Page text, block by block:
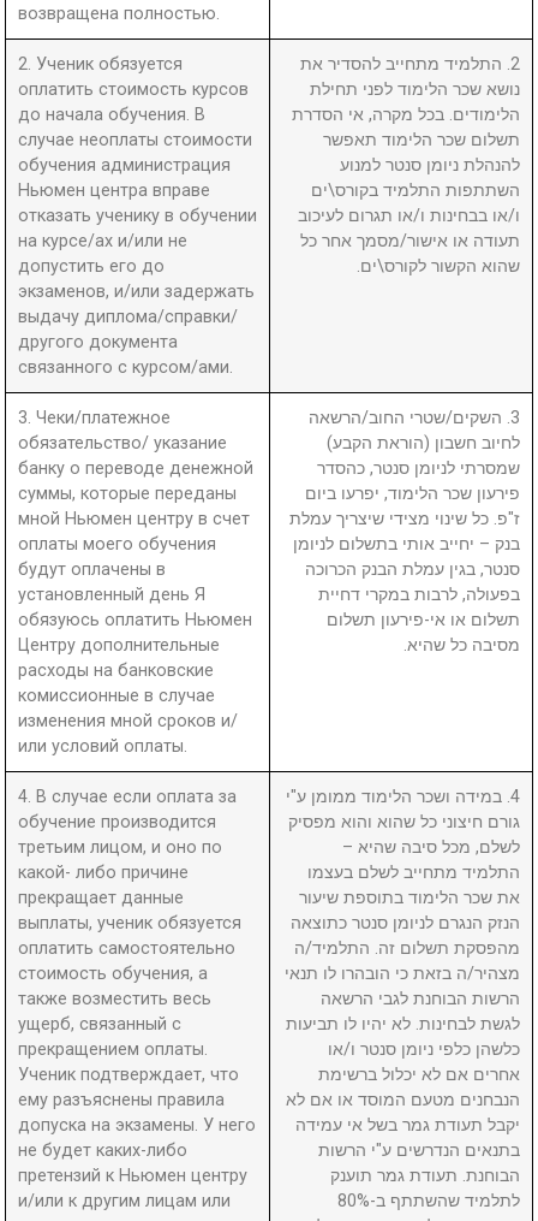
возвращена полностью.
2. Ученик обязуется
оплатить стоимость курсов
до начала обучения. В
случае неоплаты стоимости
обучения администрация
Ньюмен центра вправе
отказать ученику в обучении
на курсе/ах и/или не
допустить его до
экзаменов, и/или задержать
выдачу диплома/справки/
другого документа
связанного с курсом/ами.
2. התלמיד מתחייב להסדיר את
נושא שכר הלימוד לפני תחילת
הלימודים. בכל מקרה, אי הסדרת
תשלום שכר הלימוד תאפשר
להנהלת ניומן סנטר למנוע
השתתפות התלמיד בקורס\ים
ו/או בבחינות ו/או תגרום לעיכוב
תעודה או אישור/מסמך אחר כל
שהוא הקשור לקורס\ים.
3. Чеки/платежное
обязательство/ указание
банку о переводе денежной
суммы, которые переданы
мной Ньюмен центру в счет
оплаты моего обучения
будут оплачены в
установленный день Я
обязуюсь оплатить Ньюмен
Центру дополнительные
расходы на банковские
комиссионные в случае
изменения мной сроков и/
или условий оплаты.
3. השקים/שטרי החוב/הרשאה
לחיוב חשבון (הוראת הקבע)
שמסרתי לניומן סנטר, כהסדר
פירעון שכר הלימוד, יפרעו ביום
ז"פ. כל שינוי מצידי שיצריך עמלת
בנק – יחייב אותי בתשלום לניומן
סנטר, בגין עמלת הבנק הכרוכה
בפעולה, לרבות במקרי דחיית
תשלום או אי-פירעון תשלום
מסיבה כל שהיא.
4. В случае если оплата за
обучение производится
третьим лицом, и оно по
какой- либо причине
прекращает данные
выплаты, ученик обязуется
оплатить самостоятельно
стоимость обучения, а
также возместить весь
ущерб, связанный с
прекращением оплаты.
Ученик подтверждает, что
ему разъяснены правила
допуска на экзамены. У него
не будет каких-либо
претензий к Ньюмен центру
и/или к другим лицам или
4. במידה ושכר הלימוד ממומן ע"י
גורם חיצוני כל שהוא והוא מפסיק
לשלם, מכל סיבה שהיא –
התלמיד מתחייב לשלם בעצמו
את שכר הלימוד בתוספת שיעור
הנזק הנגרם לניומן סנטר כתוצאה
מהפסקת תשלום זה. התלמיד/ה
מצהיר/ה בזאת כי הובהרו לו תנאי
הרשות הבוחנת לגבי הרשאה
לגשת לבחינות. לא יהיו לו תביעות
כלשהן כלפי ניומן סנטר ו/או
אחרים אם לא יכלול ברשימת
הנבחנים מטעם המוסד או אם לא
יקבל תעודת גמר בשל אי עמידה
בתנאים הנדרשים ע"י הרשות
הבוחנת. תעודת גמר תוענק
לתלמיד שהשתתף ב-80%